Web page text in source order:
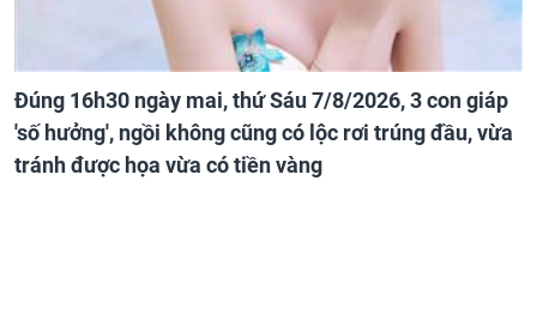
Đúng 16h30 ngày mai, thứ Sáu 7/8/2026, 3 con giáp
'số hưởng', ngồi không cũng có lộc rơi trúng đầu, vừa
tránh được họa vừa có tiền vàng